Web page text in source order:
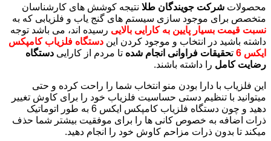
محصولات شرکت جویندگان طلا نتیجه کوشش های کارشناسان
متخصص برای موجود سازی سیستم های گنج یاب و فلزیابی که به
نسبت قیمت بسیار پایین به کارایی بالایی رسیده اند، می باشد توجه
داشته باشید در انتخاب و موجود کردن این دستگاه فلزیاب کامپکس
ایکس 6
تحقیقات فراوانی انجام شده تا مردم از کارایی دستگاه
رضایت کامل را داشته باشند.
این فلزیاب با دارا بودن منو انتخاب شما را راحت کرده و حتی
میتوانید با تنظیم دستی حساسیت فلزیاب خود را برای کاوش تغییر
دهید و چون دستگاه فلزیاب کامپکس ایکس 6 به طور اتوماتیک
ذرات اضافه به خصوص کانی ها را برای موفقیت بیشتر شما حذف
میکند تا بدون ذرات مزاحم کاوش خود را انجام دهید.